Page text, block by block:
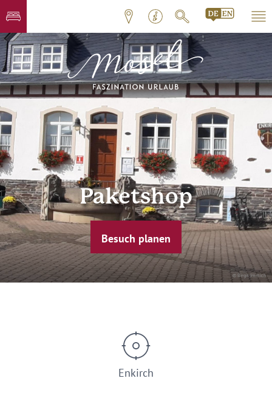
© Birgit Immich
Paketshop
Besuch planen
Enkirch